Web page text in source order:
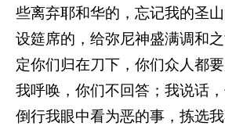
些离弃耶和华的，忘记我的圣
设筵席的，给弥尼神盛满调和之
定你们归在刀下，你们众人都
我呼唤，你们不回答；我说话
倒行我眼中看为恶的事，拣选